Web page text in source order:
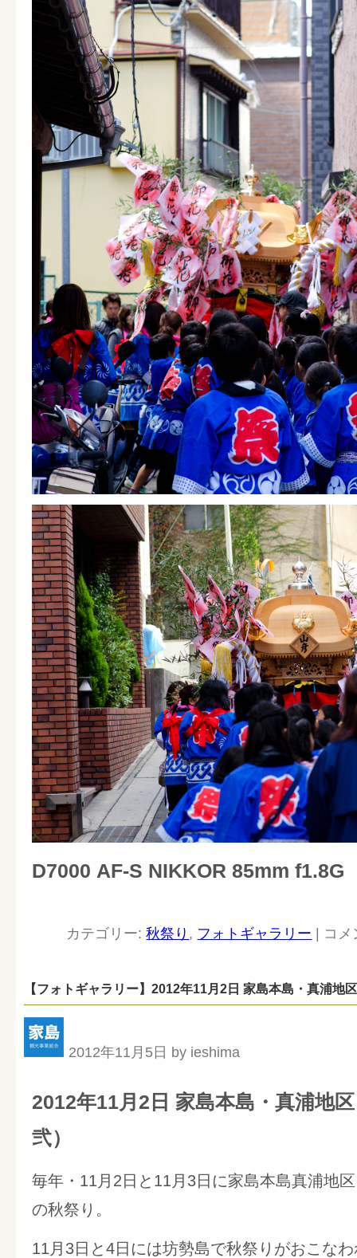
D7000 AF-S NIKKOR 85mm f1.8G
カテゴリー:秋祭り , フォトギャラリー | コ
【フォトギャラリー】2012年11月2日 家島本島・真浦地
2012年11月5日 by ieshima
2012年11月2日 家島本島・真浦地
弐）
毎年・11月2日と11月3日に家島本島真浦地
の秋祭り。
11月3日と4日には坊勢島で秋祭りがおこな